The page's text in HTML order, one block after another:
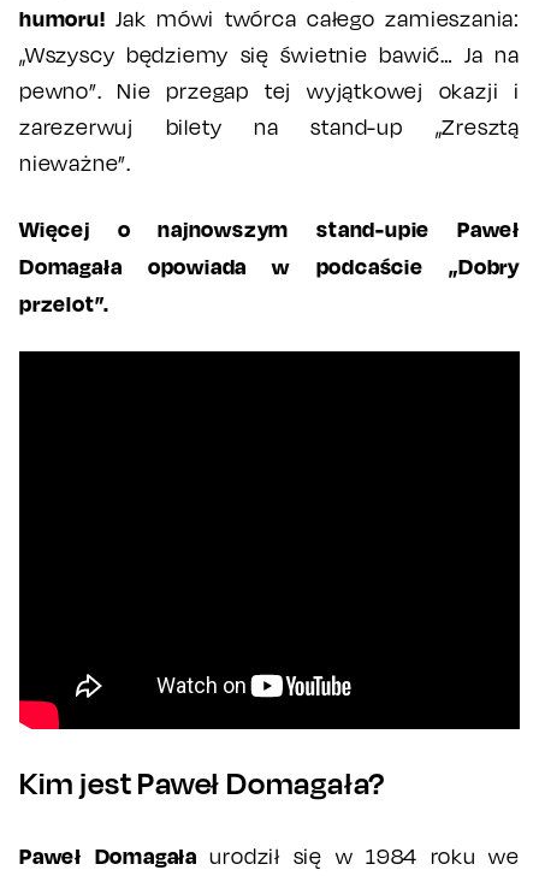
humoru! Jak mówi twórca całego zamieszania:
„Wszyscy będziemy się świetnie bawić… Ja na
pewno”. Nie przegap tej wyjątkowej okazji i
zarezerwuj bilety na stand-up „Zresztą
nieważne”.
Więcej o najnowszym stand-upie Paweł
Domagała opowiada w podcaście „Dobry
przelot”.
Kim jest Paweł Domagała?
Paweł Domagała urodził się w 1984 roku we